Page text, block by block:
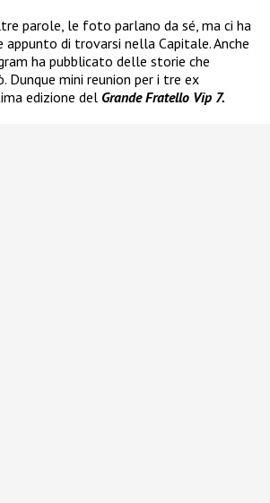
parole, le foto parlano da sé, ma ci ha
di trovarsi nella Capitale. Anche
ha pubblicato delle storie che
Dunque mini reunion per i tre ex
edizione del Grande Fratello Vip 7.